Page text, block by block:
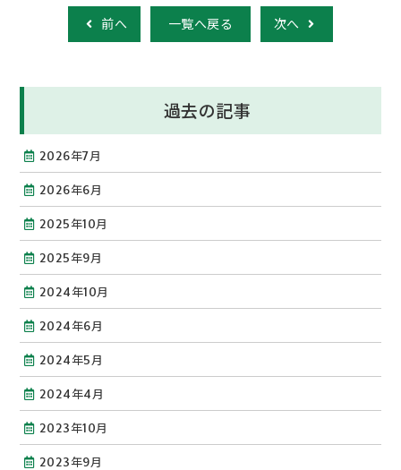
前へ 一覧へ戻る 次へ
過去の記事
2026年7月
2026年6月
2025年10月
2025年9月
2024年10月
2024年6月
2024年5月
2024年4月
2023年10月
2023年9月